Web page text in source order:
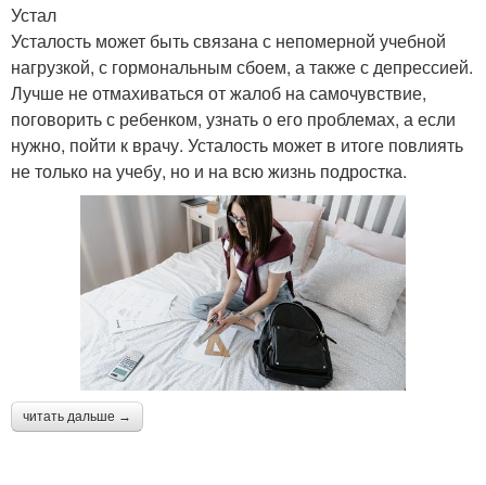
Устал
Усталость может быть связана с непомерной учебной
нагрузкой, с гормональным сбоем, а также с депрессией.
Лучше не отмахиваться от жалоб на самочувствие,
поговорить с ребенком, узнать о его проблемах, а если
нужно, пойти к врачу. Усталость может в итоге повлиять
не только на учебу, но и на всю жизнь подростка.
читать дальше →